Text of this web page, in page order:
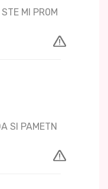
MI PR0M
SI PAMETN